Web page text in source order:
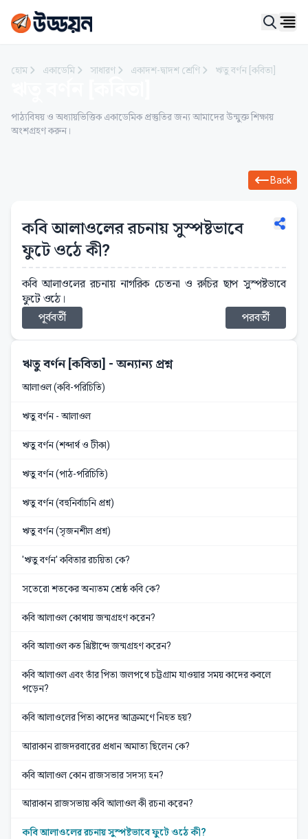
হোম একাডেমি সাধারণ একাদশ-দ্বাদশ শ্রেণি ঋতু বর্ণন [কবিতা]
পাঠ্যবিষয় ও অধ্যায়ভিত্তিক একাডেমিক প্রস্তুতির জন্য আমাদের উন্মুক্ত শিক্ষায়
অংশগ্রহণ করুন।
Back
কবি আলাওলের রচনায় সুস্পষ্টভাবে
ফুটে ওঠে কী?
কবি আলাওলের রচনায় নাগরিক চেতনা ও রুচির ছাপ সুস্পষ্টভাবে
ফুটে ওঠে।
পূর্ববর্তী
পরবর্তী
ঋতু বর্ণন [কবিতা] - অন্যান্য প্রশ্ন
আলাওল (কবি-পরিচিতি)
ঋতু বর্ণন - আলাওল
ঋতু বর্ণন (শব্দার্থ ও টীকা)
ঋতু বর্ণন (পাঠ-পরিচিতি)
ঋতু বর্ণন (বহুনির্বাচনি প্রশ্ন)
ঋতু বর্ণন (সৃজনশীল প্রশ্ন)
'ঋতু বর্ণন' কবিতার রচয়িতা কে?
সতেরো শতকের অন্যতম শ্রেষ্ঠ কবি কে?
কবি আলাওল কোথায় জন্মগ্রহণ করেন?
কবি আলাওল কত খ্রিষ্টাব্দে জন্মগ্রহণ করেন?
কবি আলাওল এবং তাঁর পিতা জলপথে চট্টগ্রাম যাওয়ার সময় কাদের কবলে
পড়েন?
কবি আলাওলের পিতা কাদের আক্রমণে নিহত হয়?
আরাকান রাজদরবারের প্রধান অমাত্য ছিলেন কে?
কবি আলাওল কোন রাজসভার সদস্য হন?
আরাকান রাজসভায় কবি আলাওল কী রচনা করেন?
কবি আলাওলের রচনায় সুস্পষ্টভাবে ফুটে ওঠে কী?